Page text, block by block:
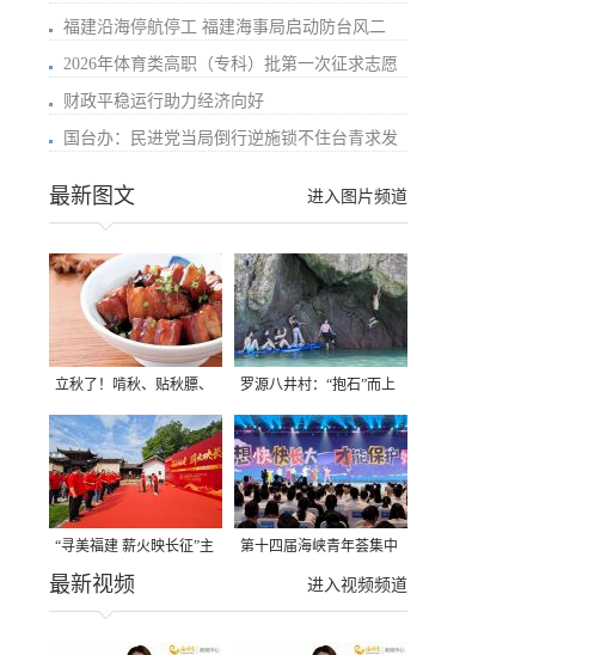
福建沿海停航停工 福建海事局启动防台风二
2026年体育类高职（专科）批第一次征求志愿
财政平稳运行助力经济向好
国台办：民进党当局倒行逆施锁不住台青求发
进入图片频道
最新图文
立秋了！啃秋、贴秋膘、
晒秋，福建人这样过才够
味→
罗源八井村：“抱石”而上
“寻美福建 薪火映长征”主
题活动在龙岩长汀启动
第十四届海峡青年荟集中
阶段活动在福州举行
进入视频频道
最新视频